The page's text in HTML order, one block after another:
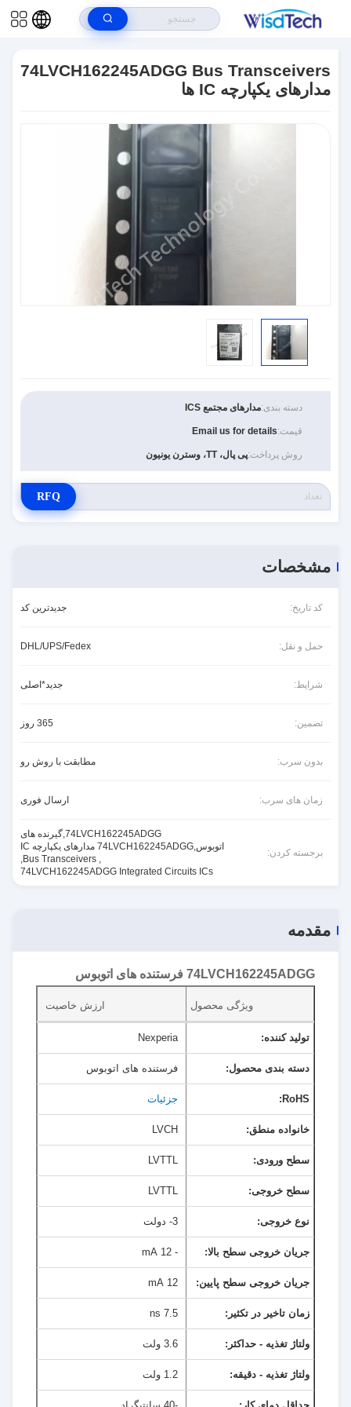
Transceivers مدارهای یکپارچه IC ها
74LVCH162245ADGG Bus Transceivers
مدارهای یکپارچه IC ها
دسته بندی:مدارهای مجتمع ICS
قیمت:Email us for details
روش پرداخت:پی پال، TT، وسترن یونیون
RFQ
مشخصات
کد تاریخ: جدیدترین کد
حمل و نقل: DHL/UPS/Fedex
شرایط: جدید*اصلی
تضمین: 365 روز
بدون سرب: مطابقت با روش رو
زمان های سرب: ارسال فوری
برجسته کردن:
74LVCH162245ADGG,گیرنده های
اتوبوس,74LVCH162245ADGG مدارهای یکپارچه IC
,
Bus Transceivers
,
74LVCH162245ADGG Integrated Circuits ICs
مقدمه
74LVCH162245ADGG فرستنده های اتوبوس
ویژگی محصول ارزش خاصیت
تولید کننده: Nexperia
دسته بندی محصول: فرستنده های اتوبوس
RoHS: جزئیات
خانواده منطق: LVCH
سطح ورودی: LVTTL
سطح خروجی: LVTTL
نوع خروجی: 3- دولت
جریان خروجی سطح بالا: - 12 mA
جریان خروجی سطح پایین: 12 mA
زمان تاخیر در تکثیر: 7.5 ns
ولتاژ تغذیه - حداکثر: 3.6 ولت
ولتاژ تغذیه - دقیقه: 1.2 ولت